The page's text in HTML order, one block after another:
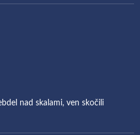
nad skalami, ven skočili